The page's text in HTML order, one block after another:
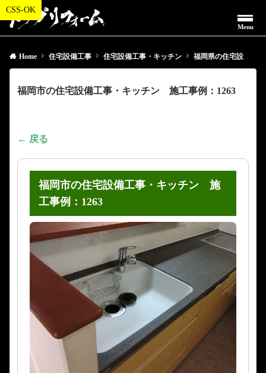
Menu
Home 住宅設備工事 住宅設備工事・キッチン 福岡県の住宅設備工事・キッチン
福岡市の住宅設備工事・キッチン 施工事例：1263
← 戻る
福岡市の住宅設備工事・キッチン 施
工事例：1263